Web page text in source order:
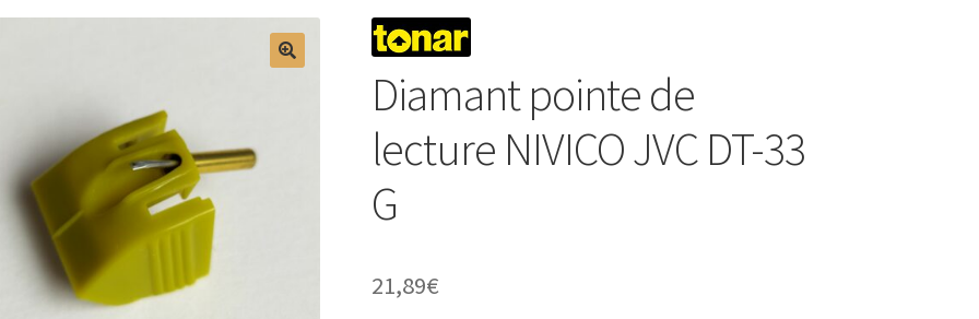
Diamant pointe de
lecture NIVICO JVC DT-33
G
21,89€